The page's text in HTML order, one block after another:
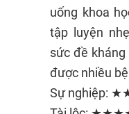
uống khoa
tập luyện
sức đề
được nhiều
Sự nghiệp: